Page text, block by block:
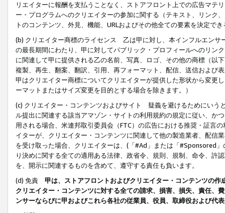
リエイターに報酬を支払うことなく、ストアフロント上での広告マテ
ー・プログラムへのクリエイターの参加に関する（テキスト、リンク
トのコンテンツ、外見、機能、URLおよびその他全ての要素を決定で
(b) クリエイター商標のライセンス 乙は甲に対し、本インフルエンサ
の最長期間にわたり、甲に対してパブリック・プロフィールへのリン
に関連して甲に提供される乙の名前、写真、ロゴ、その他の商標（以
複製、再生、翻案、翻訳、引用、再フォーマット、配信、送信および
甲はクリエイター商標についてクリエイターが提供した形状から変更
ーマットまたはサイズ変更を目的とする場合を除きます。）
(c) クリエイター・コンテンツおよびサイト 疑義を避けるためにいう
ル提出に関連する該当アマゾン・サイトの利用規約の規定に従い、か
用される場合、米連邦取引委員会（FTC）の広告における推奨・証言
イターが、クリエイター・コンテンツに関連して他の製造業者、配信
を受け取った場合、クリエイターは、(「#Ad」または「#Sponsored
り決めに関する全ての適用ある法律、政省令、規則、規制、命令、許
を、開示に関連するものを含めて、遵守する責任も負います。
(d) 免責 甲は、ストアフロントおよびクリエイター・コンテンツの
クリエイター・コンテンツに対する全ての請求、損害、損失、責任、
ンサーならびに甲およびこれら各社の従業員、役員、取締役および代